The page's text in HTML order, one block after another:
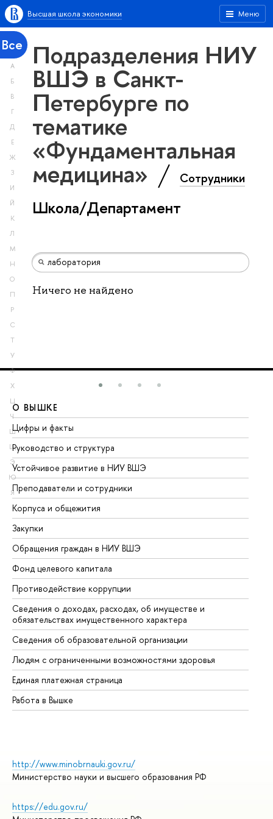
Меню
Высшая школа экономики
Все
А
Б
В
Г
Д
Е
Ж
З
И
Й
К
Л
М
Н
О
П
Р
С
Т
У
Ф
Х
Ц
Ч
Ш
Щ
Э
Ю
Я
Подразделения НИУ
ВШЭ в Санкт-
Петербурге по
тематике
«Фундаментальная
медицина» Сотрудники
Школа/Департамент
Ничего не найдено
О ВЫШКЕ
Цифры и факты
Руководство и структура
Устойчивое развитие в НИУ ВШЭ
Преподаватели и сотрудники
Корпуса и общежития
Закупки
Обращения граждан в НИУ ВШЭ
Фонд целевого капитала
Противодействие коррупции
Сведения о доходах, расходах, об имуществе и
обязательствах имущественного характера
Сведения об образовательной организации
Людям с ограниченными возможностями здоровья
Единая платежная страница
Работа в Вышке
http://www.minobrnauki.gov.ru/
Министерство науки и высшего образования РФ
https://edu.gov.ru/